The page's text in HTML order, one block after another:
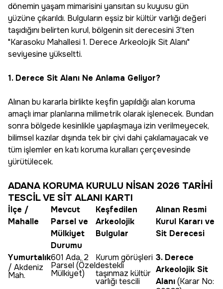
dönemin yaşam mimarisini yansıtan su kuyusu gün
yüzüne çıkarıldı. Bulguların eşsiz bir kültür varlığı değeri
taşıdığını belirten kurul, bölgenin sit derecesini 3'ten
"Karasoku Mahallesi 1. Derece Arkeolojik Sit Alanı"
seviyesine yükseltti.
1. Derece Sit Alanı Ne Anlama Geliyor?
Alınan bu kararla birlikte keşfin yapıldığı alan koruma
amaçlı imar planlarına milimetrik olarak işlenecek. Bundan
sonra bölgede kesinlikle yapılaşmaya izin verilmeyecek,
bilimsel kazılar dışında tek bir çivi dahi çakılamayacak ve
tüm işlemler en katı koruma kuralları çerçevesinde
yürütülecek.
ADANA KORUMA KURULU NİSAN 2026 TARİHİ
TESCİL VE SİT ALANI KARTI
İlçe /
Mahalle
Mevcut
Parsel ve
Mülkiyet
Durumu
Keşfedilen
Arkeolojik
Bulgular
Alınan Resmi
Kurul Kararı ve
Sit Derecesi
Yumurtalık
/ Akdeniz
Mah.
601 Ada, 2
Parsel(Özel
Mülkiyet)
Kurum görüşleri
destekli
taşınmaz kültür
varlığı tescili
3. Derece
Arkeolojik Sit
Alanı(Karar No: